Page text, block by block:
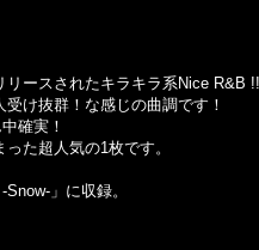
リースされたキラキラ系Nice R&B !!
け抜群！な感じの曲調です！
確実！
た超人気の1枚です。
」に収録。